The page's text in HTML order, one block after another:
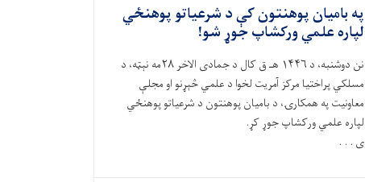
په بامیان پوهنتون کې د شرعیاتو پوهنځي
لپاره علمي ورکشاپ جوړ شو!
نن دوشنبه، د ۱۴۴۶ هـ ق کال د جمادی الاخر ۲۸مه نېټه، د
مسلکي پراختیا مرکز آمریت لخوا د علمي څېړنو او مجلې
معاونیت په همکارۍ، د بامیان پوهنتون د شرعیاتو پوهنځي
لپاره علمي ورکشاپ جوړ کړ.
ی . . .